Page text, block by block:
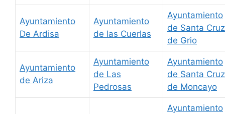
Ayuntamiento
De Ardisa
Ayuntamiento
de las Cuerlas
Ayuntamiento
de Santa Cruz
de Grio
Ayuntamiento
de Ariza
Ayuntamiento
de Las
Pedrosas
Ayuntamiento
de Santa Cruz
de Moncayo
Ayuntamiento